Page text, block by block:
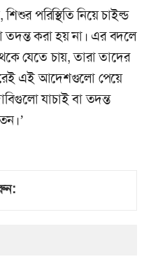
পরিস্থিতি নিয়ে চাইল্ড
তদন্ত করা হয় না। এর বদলে
যেতে চায়, তারা তাদের
এই আদেশগুলো পেয়ে
যাচাই বা তদন্ত